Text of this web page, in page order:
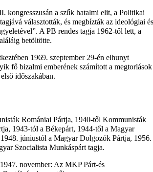
kongresszusán a szűk hatalmi elit, a Politikai
választották, és megbízták az ideológiai és
A PB rendes tagja 1962-től lett, a
betöltötte.
1969. szeptember 29-én elhunyt
fő bizalmi emberének számított a megtorlások
időszakában.
Romániai Pártja, 1940-től Kommunisták
1943-tól a Békepárt, 1944-től a Magyar
júniustól a Magyar Dolgozók Pártja, 1956.
Szocialista Munkáspárt tagja.
november: Az MKP Párt-és